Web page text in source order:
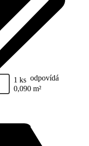
1 ks odpovídá
0,090 m²